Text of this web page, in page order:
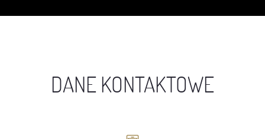
DANE KONTAKTOWE